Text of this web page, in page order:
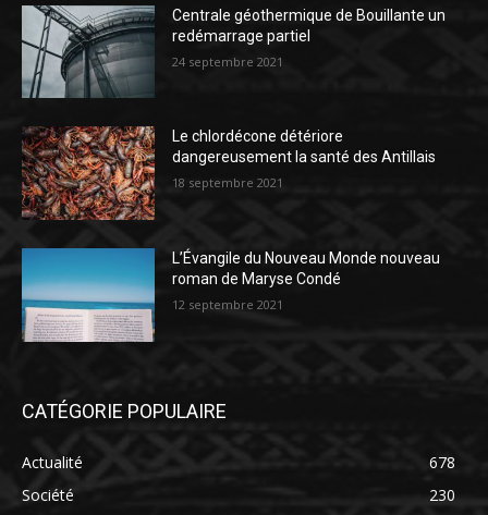
Centrale géothermique de Bouillante un
redémarrage partiel
24 septembre 2021
Le chlordécone détériore
dangereusement la santé des Antillais
18 septembre 2021
L’Évangile du Nouveau Monde nouveau
roman de Maryse Condé
12 septembre 2021
CATÉGORIE POPULAIRE
Actualité
678
Société
230